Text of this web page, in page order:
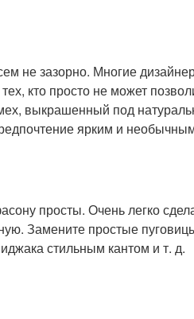
не зазорно. Многие
кто просто не может
выкрашенный под
ярким и
просты. Очень легко
Замените простые
стильным кантом и т. д.